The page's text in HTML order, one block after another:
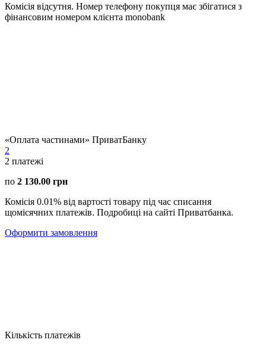
Комісія відсутня. Номер телефону покупця має збігатися з
фінансовим номером клієнта monobank
«Оплата частинами» ПриватБанку
2
2 платежі
по 2 130.00 грн
Комісія 0.01% від вартості товару під час списання
щомісячних платежів. Подробиці на сайті Приватбанка.
Оформити замовлення
Кількість платежів